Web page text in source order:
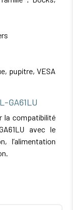
pupitre, VESA
GA61LU
la compatibilité
avec le
l’alimentation